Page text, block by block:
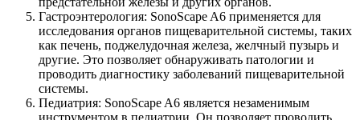
Гастроэнтерология: SonoScape A6 применяется для
исследования органов пищеварительной системы, таких
как печень, поджелудочная железа, желчный пузырь и
другие. Это позволяет обнаруживать патологии и
проводить диагностику заболеваний пищеварительной
системы.
Педиатрия: SonoScape A6 является незаменимым